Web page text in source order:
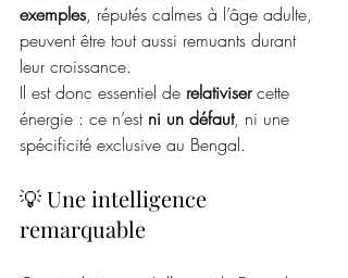
exemples, réputés calmes à l’âge adulte,
peuvent être tout aussi remuants durant
leur croissance.
Il est donc essentiel de relativiser cette
énergie : ce n’est ni un défaut, ni une
spécificité exclusive au Bengal.
💡 Une intelligence
remarquable